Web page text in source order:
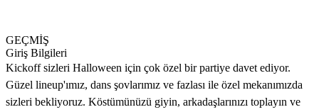
GEÇMİŞ
Giriş Bilgileri
Kickoff sizleri Halloween için çok özel bir partiye davet ediyor.
Güzel lineup'ımız, dans şovlarımız ve fazlası ile özel mekanımızda
sizleri bekliyoruz. Köstümünüzü giyin, arkadaşlarınızı toplayın ve